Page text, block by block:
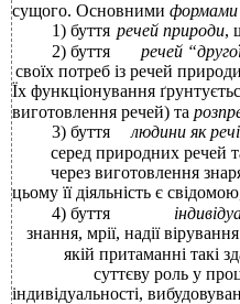
сущого. Основними формами
1) буття речей природи,
2) буття
речей
своїх потреб із речей
Їх функціонування
виготовлення речей) та
3) буття
людини як
серед природних речей
через виготовлення
цьому її діяльність є
4) буття
знання, мрії, надії
якій притаманні такі
суттєву роль у
індивідуальності,